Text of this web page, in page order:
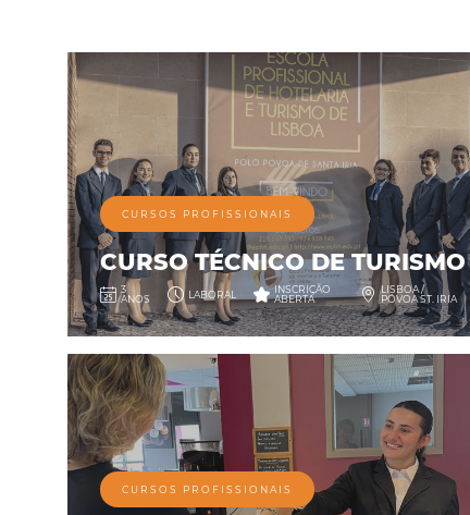
CURSOS PROFISSIONAIS
CURSO TÉCNICO DE TURISMO
3
ANOS
LABORAL
INSCRIÇÃO
ABERTA
LISBOA /
PÓVOA ST. IRIA
CURSOS PROFISSIONAIS